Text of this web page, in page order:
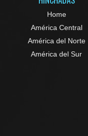
Home
América Central
América del Norte
América del Sur